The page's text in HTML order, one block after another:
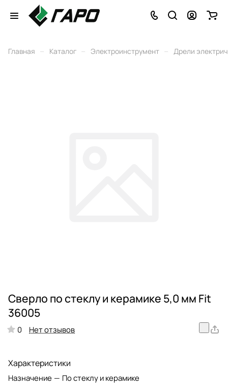
Главная – Каталог – Электроинструмент – Дрели
Сверло по стеклу и керамике 5,0 мм Fit
36005
0 Нет отзывов
Характеристики
Назначение — По стеклу и керамике